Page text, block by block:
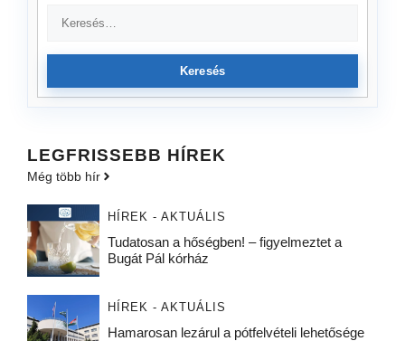
Keresés
LEGFRISSEBB HÍREK
Még több hír
HÍREK - AKTUÁLIS
Tudatosan a hőségben! – figyelmeztet a
Bugát Pál kórház
HÍREK - AKTUÁLIS
Hamarosan lezárul a pótfelvételi lehetősége